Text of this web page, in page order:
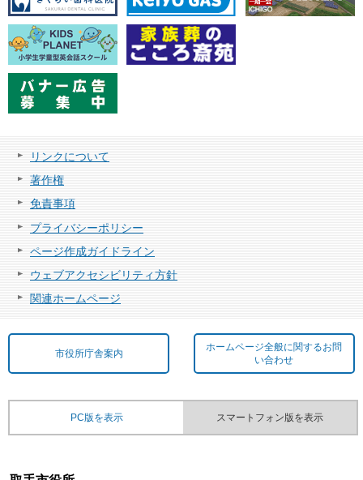
リンクについて
著作権
免責事項
プライバシーポリシー
ページ作成ガイドライン
ウェブアクセシビリティ方針
関連ホームページ
市役所庁舎案内
ホームページ全般に関するお問
い合わせ
PC版を表示 スマートフォン版を表示